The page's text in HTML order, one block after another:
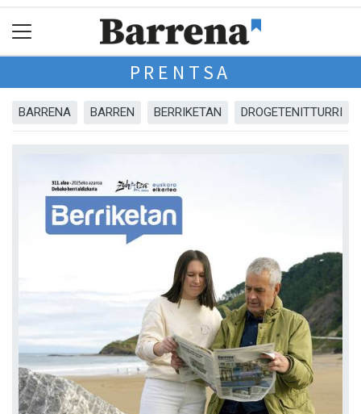
PRENTSA
BARRENA BARREN BERRIKETAN DROGETENITTURRI